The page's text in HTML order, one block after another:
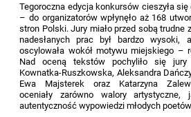
Tegoroczna edycja konkursów cieszyła
– do organizatorów wpłynęło aż 168
stron Polski. Jury miało przed sobą trudne
nadesłanych prac był bardzo
oscylowała wokół motywu miejskiego –
Nad oceną tekstów pochyliło się jury
Kownatka-Ruszkowska, Aleksandra
Ewa Majsterek oraz Katarzyna
oceniały zarówno walory
autentyczność wypowiedzi młodych